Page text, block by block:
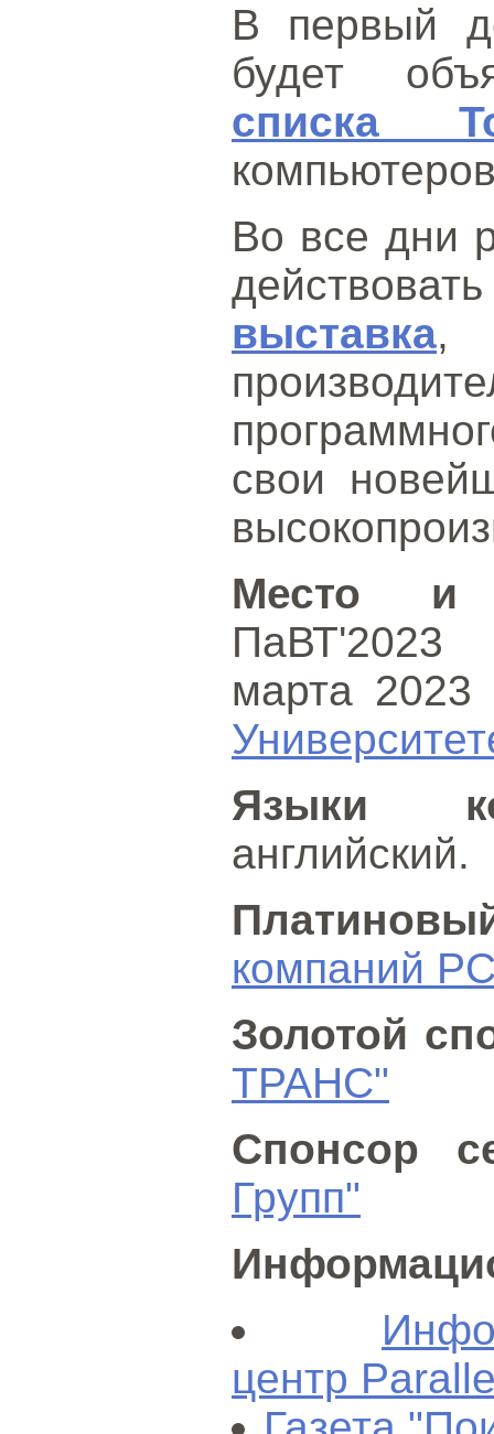
В первый
будет
списка
Во все дни
выставка,
свои
Место и
ПаВТ'2023
марта 2023
Языки
английский.
компаний
Золотой
ТРАНС"
Спонсор
Групп"
центр